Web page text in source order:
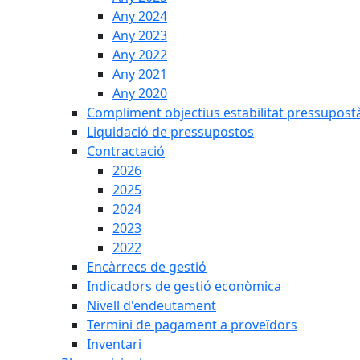
Any 2024
Any 2023
Any 2022
Any 2021
Any 2020
Compliment objectius estabilitat
Liquidació de pressupostos
Contractació
2026
2025
2024
2023
2022
Encàrrecs de gestió
Indicadors de gestió econòmica
Nivell d'endeutament
Termini de pagament a proveïdors
Inventari